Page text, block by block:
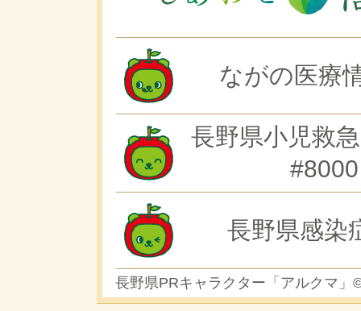
ながの医療
長野県小児救
#8000
長野県感染
長野県PRキャラクター「アルクマ」